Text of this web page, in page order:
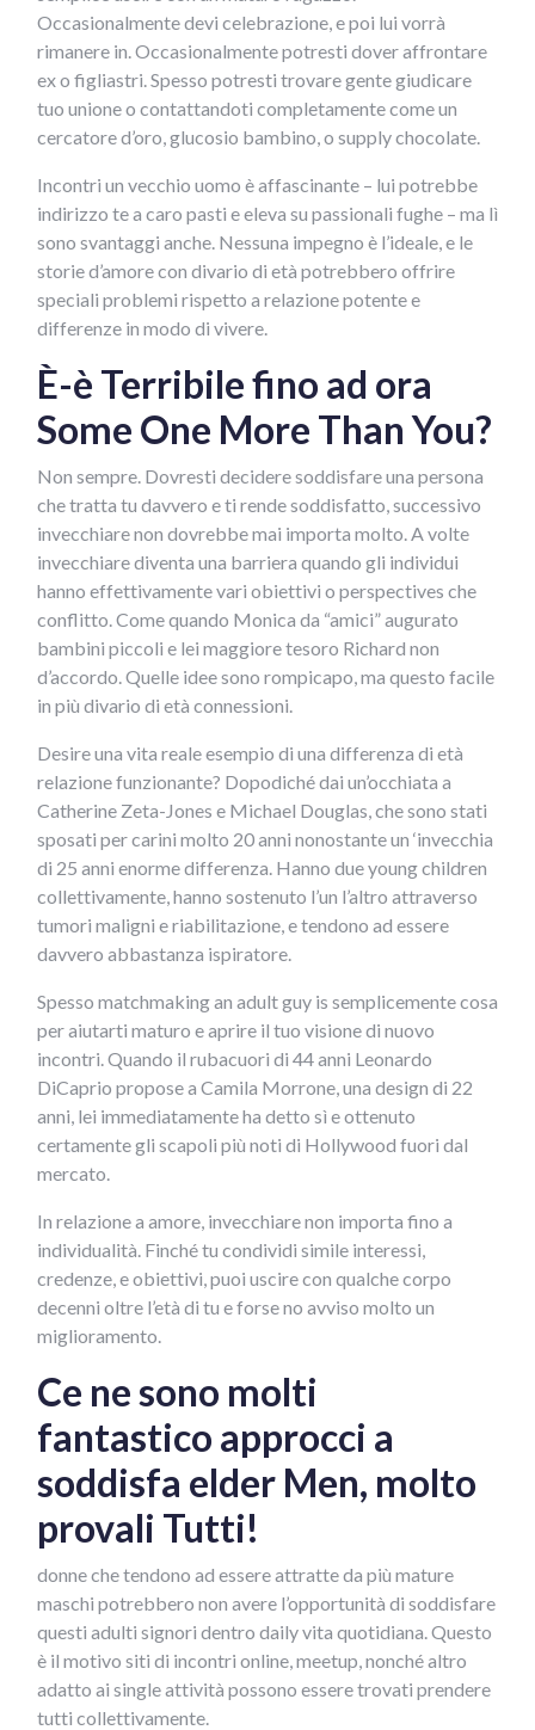
Occasionalmente devi celebrazione, e poi lui vorrà
rimanere in. Occasionalmente potresti dover affrontare
ex o figliastri. Spesso potresti trovare gente giudicare
tuo unione o contattandoti completamente come un
cercatore d’oro, glucosio bambino, o supply chocolate.
Incontri un vecchio uomo è affascinante – lui potrebbe
indirizzo te a caro pasti e eleva su passionali fughe – ma lì
sono svantaggi anche. Nessuna impegno è l’ideale, e le
storie d’amore con divario di età potrebbero offrire
speciali problemi rispetto a relazione potente e
differenze in modo di vivere.
È-è Terribile fino ad ora
Some One More Than You?
Non sempre. Dovresti decidere soddisfare una persona
che tratta tu davvero e ti rende soddisfatto, successivo
invecchiare non dovrebbe mai importa molto. A volte
invecchiare diventa una barriera quando gli individui
hanno effettivamente vari obiettivi o perspectives che
conflitto. Come quando Monica da “amici” augurato
bambini piccoli e lei maggiore tesoro Richard non
d’accordo. Quelle idee sono rompicapo, ma questo facile
in più divario di età connessioni.
Desire una vita reale esempio di una differenza di età
relazione funzionante? Dopodiché dai un’occhiata a
Catherine Zeta-Jones e Michael Douglas, che sono stati
sposati per carini molto 20 anni nonostante un ‘invecchia
di 25 anni enorme differenza. Hanno due young children
collettivamente, hanno sostenuto l’un l’altro attraverso
tumori maligni e riabilitazione, e tendono ad essere
davvero abbastanza ispiratore.
Spesso matchmaking an adult guy is semplicemente cosa
per aiutarti maturo e aprire il tuo visione di nuovo
incontri. Quando il rubacuori di 44 anni Leonardo
DiCaprio propose a Camila Morrone, una design di 22
anni, lei immediatamente ha detto sì e ottenuto
certamente gli scapoli più noti di Hollywood fuori dal
mercato.
In relazione a amore, invecchiare non importa fino a
individualità. Finché tu condividi simile interessi,
credenze, e obiettivi, puoi uscire con qualche corpo
decenni oltre l’età di tu e forse no avviso molto un
miglioramento.
Ce ne sono molti
fantastico approcci a
soddisfa elder Men, molto
provali Tutti!
donne che tendono ad essere attratte da più mature
maschi potrebbero non avere l’opportunità di soddisfare
questi adulti signori dentro daily vita quotidiana. Questo
è il motivo siti di incontri online, meetup, nonché altro
adatto ai single attività possono essere trovati prendere
tutti collettivamente.